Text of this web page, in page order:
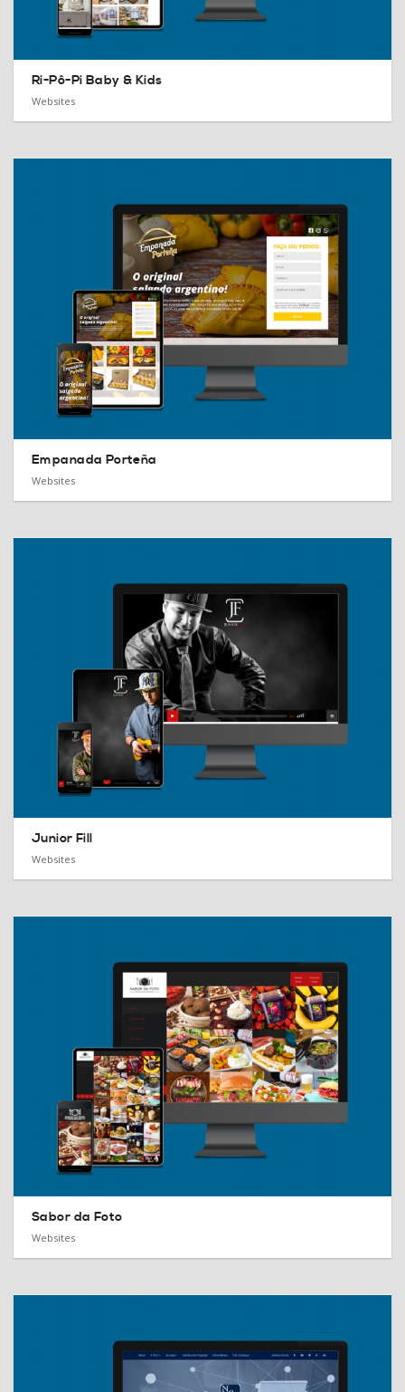
Ri-Pô-Pi Baby & Kids
Websites
Empanada Porteña
Websites
Junior Fill
Websites
Sabor da Foto
Websites